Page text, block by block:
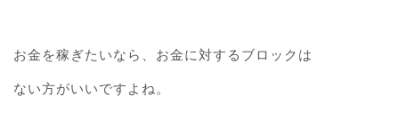
お金を稼ぎたいなら、お金に対するブロックは
ない方がいいですよね。